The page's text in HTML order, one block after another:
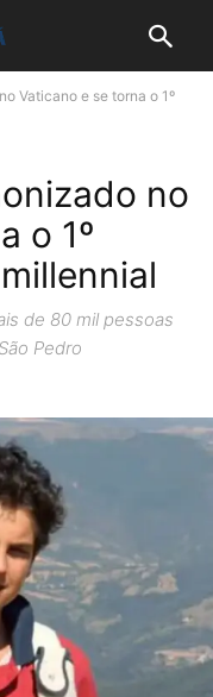
Vaticano e se torna o 1º
no
o 1º
de 80 mil pessoas
Pedro